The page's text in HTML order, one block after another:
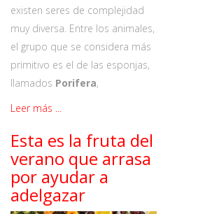
existen seres de complejidad
muy diversa. Entre los animales,
el grupo que se considera más
primitivo es el de las esponjas,
llamados Porifera,
Leer más ...
Esta es la fruta del
verano que arrasa
por ayudar a
adelgazar